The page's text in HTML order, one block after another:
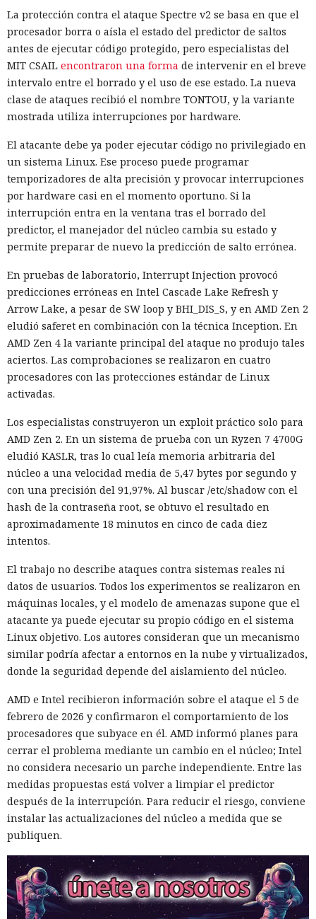
La protección contra el ataque Spectre v2 se basa en que el
procesador borra o aísla el estado del predictor de saltos
antes de ejecutar código protegido, pero especialistas del
MIT CSAIL encontraron una forma de intervenir en el breve
intervalo entre el borrado y el uso de ese estado. La nueva
clase de ataques recibió el nombre TONTOU, y la variante
mostrada utiliza interrupciones por hardware.
El atacante debe ya poder ejecutar código no privilegiado en
un sistema Linux. Ese proceso puede programar
temporizadores de alta precisión y provocar interrupciones
por hardware casi en el momento oportuno. Si la
interrupción entra en la ventana tras el borrado del
predictor, el manejador del núcleo cambia su estado y
permite preparar de nuevo la predicción de salto errónea.
En pruebas de laboratorio, Interrupt Injection provocó
predicciones erróneas en Intel Cascade Lake Refresh y
Arrow Lake, a pesar de SW loop y BHI_DIS_S, y en AMD Zen 2
eludió saferet en combinación con la técnica Inception. En
AMD Zen 4 la variante principal del ataque no produjo tales
aciertos. Las comprobaciones se realizaron en cuatro
procesadores con las protecciones estándar de Linux
activadas.
Los especialistas construyeron un exploit práctico solo para
AMD Zen 2. En un sistema de prueba con un Ryzen 7 4700G
eludió KASLR, tras lo cual leía memoria arbitraria del
núcleo a una velocidad media de 5,47 bytes por segundo y
con una precisión del 91,97%. Al buscar /etc/shadow con el
hash de la contraseña root, se obtuvo el resultado en
aproximadamente 18 minutos en cinco de cada diez
intentos.
El trabajo no describe ataques contra sistemas reales ni
datos de usuarios. Todos los experimentos se realizaron en
máquinas locales, y el modelo de amenazas supone que el
atacante ya puede ejecutar su propio código en el sistema
Linux objetivo. Los autores consideran que un mecanismo
similar podría afectar a entornos en la nube y virtualizados,
donde la seguridad depende del aislamiento del núcleo.
AMD e Intel recibieron información sobre el ataque el 5 de
febrero de 2026 y confirmaron el comportamiento de los
procesadores que subyace en él. AMD informó planes para
cerrar el problema mediante un cambio en el núcleo; Intel
no considera necesario un parche independiente. Entre las
medidas propuestas está volver a limpiar el predictor
después de la interrupción. Para reducir el riesgo, conviene
instalar las actualizaciones del núcleo a medida que se
publiquen.